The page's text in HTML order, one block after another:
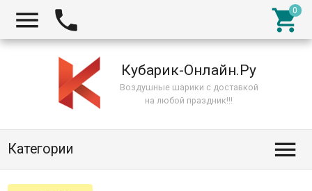
  
Кубарик-Онлайн.Ру
Воздушные шарики с доставкой
на любой праздник!!!
Категории 